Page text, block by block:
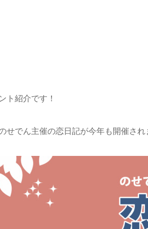
ト紹介です！
せでん主催の恋日記が今年も開催され